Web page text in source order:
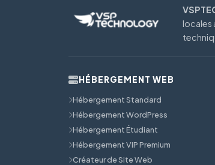
locales
HÉBERGEMENT WEB
Hébergement Standard
Hébergement WordPress
Hébergement Étudiant
Hébergement VIP Premium
Créateur de Site Web